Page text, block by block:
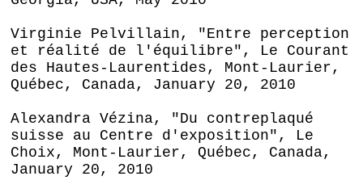
Virginie Pelvillain, "Entre perception
et réalité de l'équilibre", Le Courant
des Hautes-Laurentides, Mont-Laurier,
Québec, Canada, January 20, 2010
Alexandra Vézina, "Du contreplaqué
suisse au Centre d'exposition", Le
Choix, Mont-Laurier, Québec, Canada,
January 20, 2010